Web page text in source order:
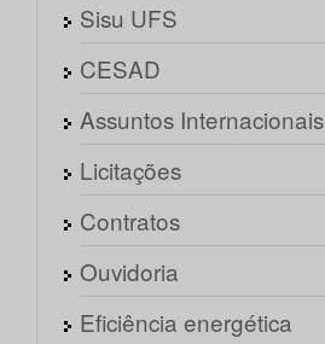
Sisu UFS
CESAD
Assuntos Internacionais
Licitações
Contratos
Ouvidoria
Eficiência energética